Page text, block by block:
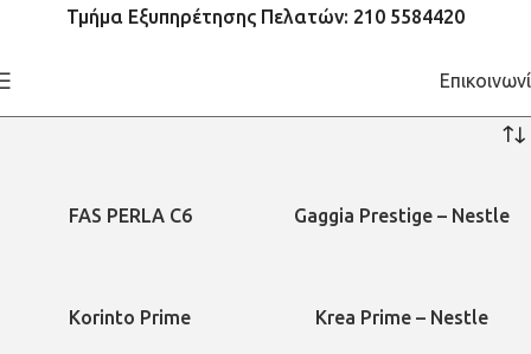
Τμήμα Εξυπηρέτησης Πελατών: 210 5584420
FAS PERLA C6 Gaggia Prestige – Nestle
Korinto Prime Krea Prime – Nestle